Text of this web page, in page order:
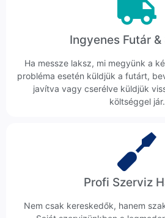
Ingyenes Futár &
Ha messze laksz, mi megyünk a
probléma esetén küldjük a futárt,
javítva vagy cserélve küldjük
költséggel jár.
Profi Szerviz
Nem csak kereskedők, hanem